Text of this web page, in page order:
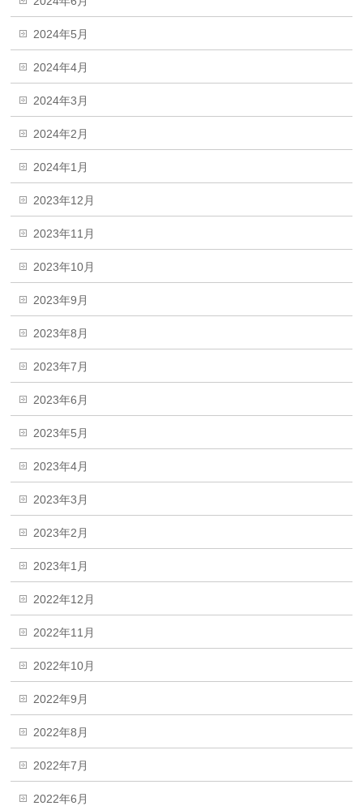
2024年5月
2024年4月
2024年3月
2024年2月
2024年1月
2023年12月
2023年11月
2023年10月
2023年9月
2023年8月
2023年7月
2023年6月
2023年5月
2023年4月
2023年3月
2023年2月
2023年1月
2022年12月
2022年11月
2022年10月
2022年9月
2022年8月
2022年7月
2022年6月